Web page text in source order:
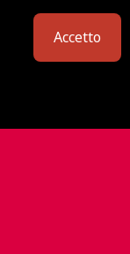
Accetto